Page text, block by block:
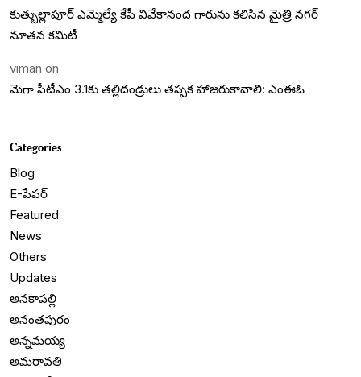
కుత్బుల్లాపూర్ ఎమ్మెల్యే కేపీ వివేకానంద గారును కలిసిన మైత్రి నగర్
నూతన కమిటీ
viman on
మెగా పీటీఎం 3.1కు తల్లిదండ్రులు తప్పక హాజరుకావాలి: ఎంఈఓ
Categories
Blog
E-పేపర్
Featured
News
Others
Updates
అనకాపల్లి
అనంతపురం
అన్నమయ్య
అమరావతి